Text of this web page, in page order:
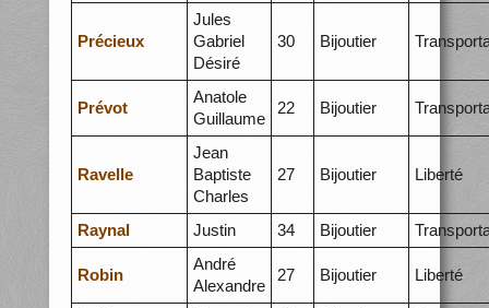
Précieux
Jules
Gabriel
Désiré
30 Bijoutier
Prévot
Anatole
Guillaume
22 Bijoutier
Ravelle
Jean
Baptiste
Charles
27 Bijoutier Liberté
Raynal Justin 34 Bijoutier
Robin
André
Alexandre
27 Bijoutier Liberté